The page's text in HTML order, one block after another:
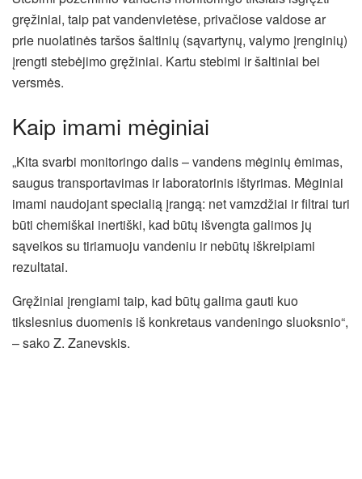
gręžiniai, taip pat vandenvietėse, privačiose valdose ar
prie nuolatinės taršos šaltinių (sąvartynų, valymo įrenginių)
įrengti stebėjimo gręžiniai. Kartu stebimi ir šaltiniai bei
versmės.
Kaip imami mėginiai
„Kita svarbi monitoringo dalis – vandens mėginių ėmimas,
saugus transportavimas ir laboratorinis ištyrimas. Mėginiai
imami naudojant specialią įrangą: net vamzdžiai ir filtrai turi
būti chemiškai inertiški, kad būtų išvengta galimos jų
sąveikos su tiriamuoju vandeniu ir nebūtų iškreipiami
rezultatai.
Gręžiniai įrengiami taip, kad būtų galima gauti kuo
tikslesnius duomenis iš konkretaus vandeningo sluoksnio“,
– sako Z. Zanevskis.